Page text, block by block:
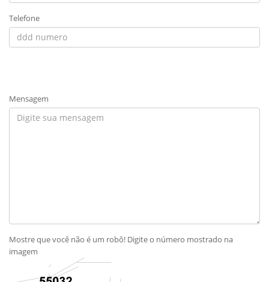
Telefone
Mensagem
Mostre que você não é um robô! Digite o número mostrado na
imagem